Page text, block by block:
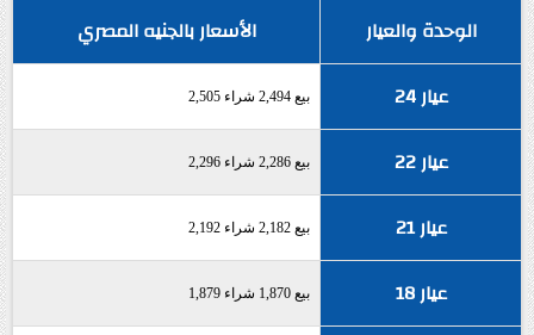
الوحدة والعيار
الأسعار بالجنيه المصري
عيار 24
بيع 2,494 شراء 2,505
عيار 22 بيع 2,286 شراء 2,296
عيار 21 بيع 2,182 شراء 2,192
عيار 18 بيع 1,870 شراء 1,879